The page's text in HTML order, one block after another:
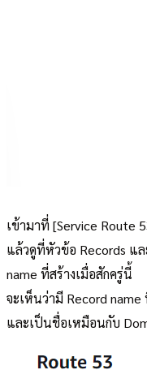
เข้ามาที่ [Service Route
แล้วดูที่หัวข้อ Records แ
name ที่สร้างเมื่อสักครู่นี้
จะเห็นว่ามี Record name
และเป็นชื่อเหมือนกับ